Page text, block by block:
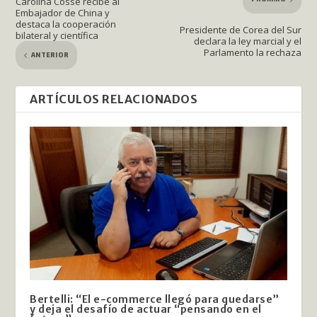
Embajador de China y
destaca la cooperación
bilateral y científica
ANTERIOR
Presidente de Corea del Sur
declara la ley marcial y el
Parlamento la rechaza
ARTÍCULOS RELACIONADOS
Bertelli: “El e-commerce llegó para quedarse”
y deja el desafío de actuar “pensando en el